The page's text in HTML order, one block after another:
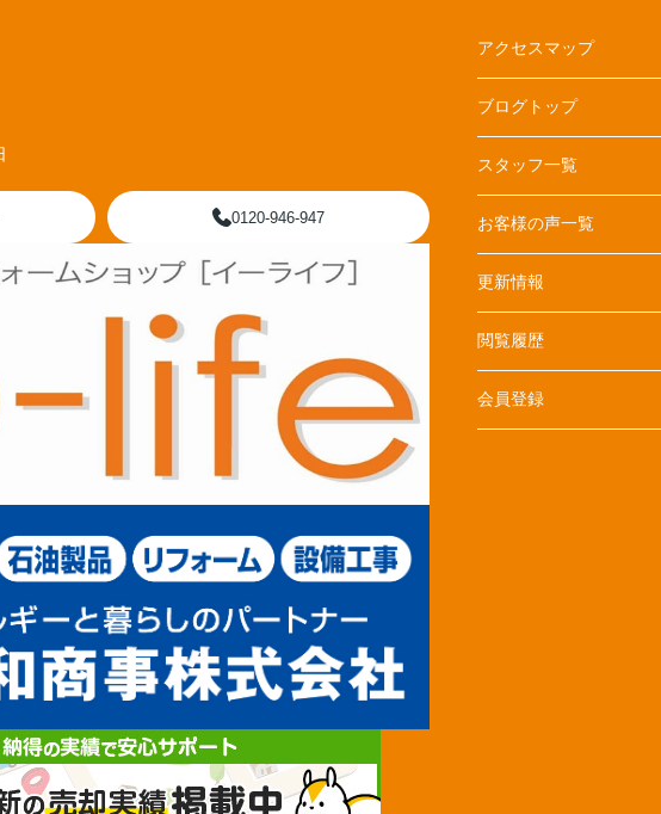
0120-946-947
アクセスマップ
ブログトップ
スタッフ一覧
お客様の声一覧
更新情報
閲覧履歴
会員登録